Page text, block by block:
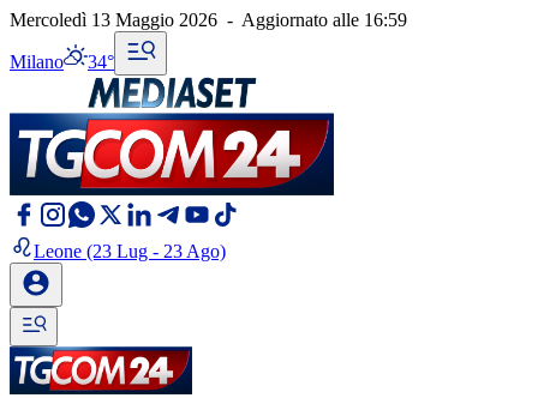
Mercoledì 13 Maggio 2026 - Aggiornato alle 16:59
Milano 34°
Leone (23 Lug - 23 Ago)